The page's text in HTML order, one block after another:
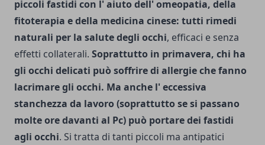
piccoli fastidi con l' aiuto dell' omeopatia, della
fitoterapia e della medicina cinese: tutti rimedi
naturali per la salute degli occhi, efficaci e senza
effetti collaterali. Soprattutto in primavera, chi ha
gli occhi delicati può soffrire di allergie che fanno
lacrimare gli occhi. Ma anche l' eccessiva
stanchezza da lavoro (soprattutto se si passano
molte ore davanti al Pc) può portare dei fastidi
agli occhi. Si tratta di tanti piccoli ma antipatici